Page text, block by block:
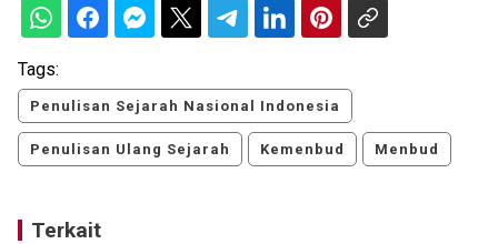
Tags:
Penulisan Sejarah Nasional Indonesia
Penulisan Ulang Sejarah Kemenbud Menbud
Terkait